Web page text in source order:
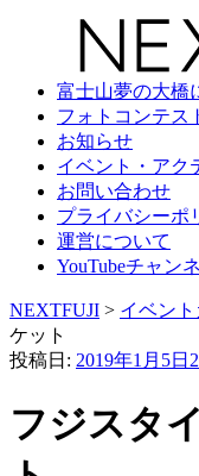
富士山夢の大橋
フォトコンテス
お知らせ
イベント・アク
お問い合わせ
プライバシーポ
運営について
YouTubeチャン
NEXTFUJI > イベン
ケット
投稿日: 2019年1月5日
フジスタ